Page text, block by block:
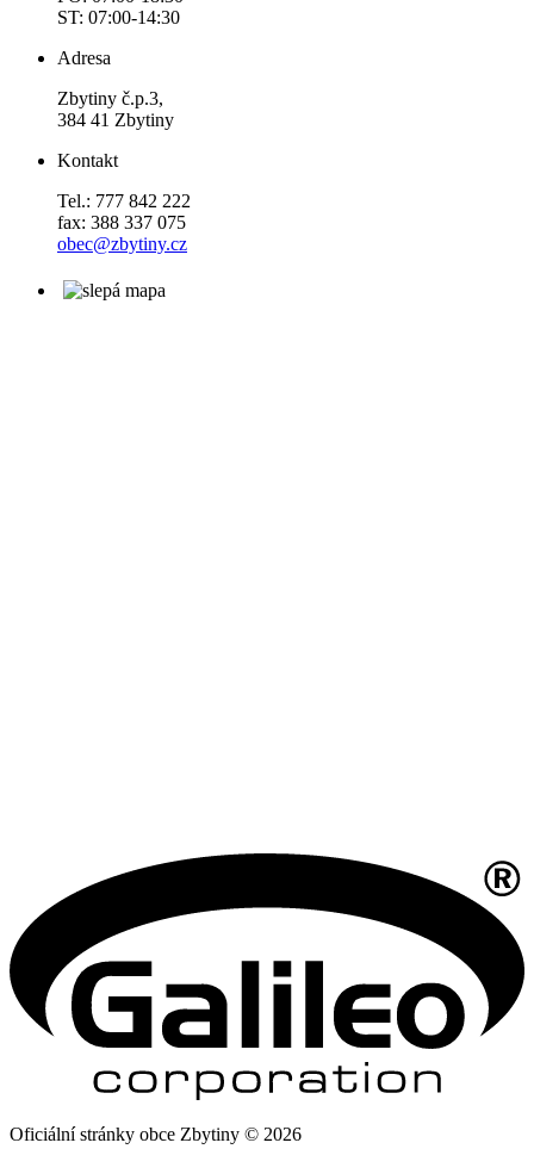
ST: 07:00-14:30
Adresa
Zbytiny č.p.3,
384 41 Zbytiny
Kontakt
Tel.: 777 842 222
fax: 388 337 075
obec@zbytiny.cz
Oficiální stránky obce Zbytiny © 2026